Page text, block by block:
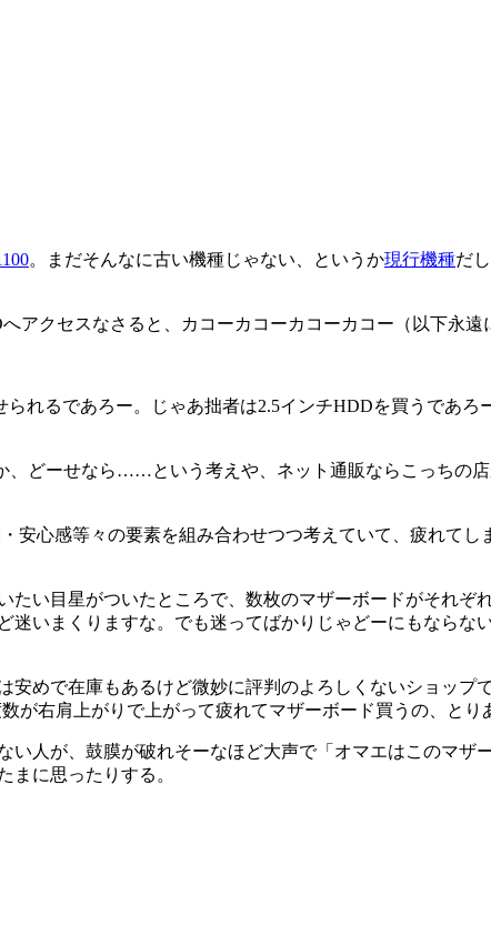
。まだそんなに古い機種じゃない、というか現行機種だ
クセスなさると、カコーカコーカコーカコー（以下永遠
れるであろー。じゃあ拙者は2.5インチHDDを買うであろ
どーせなら……という考えや、ネット通販ならこっちの
安心感等々の要素を組み合わせつつ考えていて、疲れて
い目星がついたところで、数枚のマザーボードがそれぞ
いまくりますな。でも迷ってばかりじゃどーにもならな
めで在庫もあるけど微妙に評判のよろしくないショップ
右肩上がりで上がって疲れてマザーボード買うの、とり
人が、鼓膜が破れそーなほど大声で「オマエはこのマザ
まに思ったりする。